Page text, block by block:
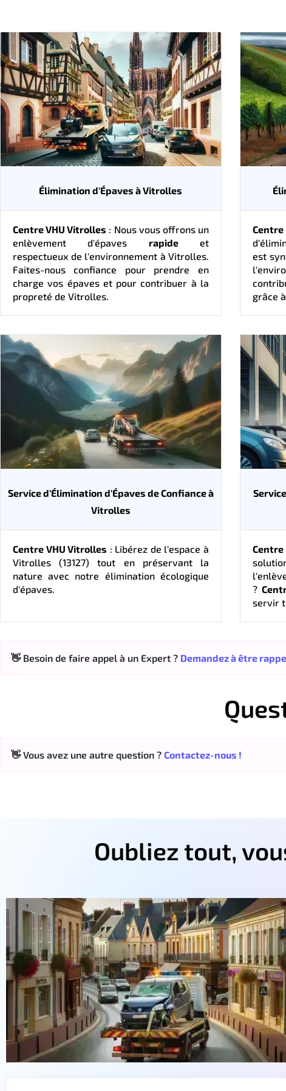
Élimination d'Épaves à Vitrolles
Centre VHU Vitrolles : Nous vous offrons un
enlèvement d'épaves rapideet
respectueux de l'environnement à Vitrolles.
Faites-nous confiance pour prendre en
charge vos épaves et pour contribuer à la
propreté de Vitrolles.
est
grâce
Service d'Élimination d'Épaves de Confiance à
Vitrolles
Centre VHU Vitrolles : Libérez de l'espace à
Vitrolles (13127) tout en préservant la
nature avec notre élimination écologique
d'épaves.
Centre
?
servir
👋 Besoin de faire appel à un Expert ? Demandez à être
👋 Vous avez une autre question ? Contactez-nous !
Oubliez tout,